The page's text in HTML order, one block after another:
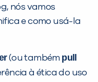
nós vamos
e como usá-la
(ou também pull
à ética do uso
DE MÉTODO